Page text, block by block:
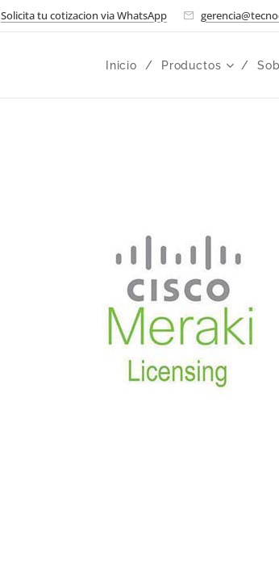
Solicita tu cotizacion via WhatsApp
Inicio Productos